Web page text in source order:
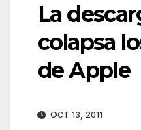
La
colapsa
de Apple
OCT 13, 2011